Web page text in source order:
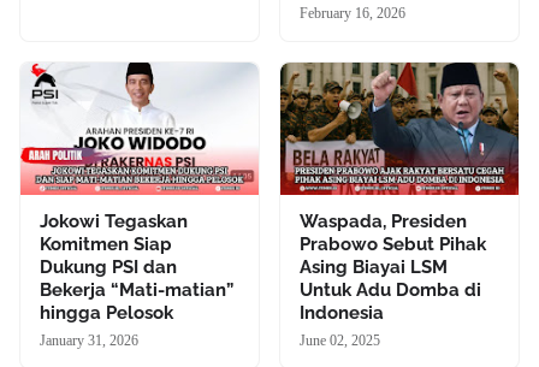
February 16, 2026
Jokowi Tegaskan
Komitmen Siap
Dukung PSI dan
Bekerja “Mati-matian”
hingga Pelosok
January 31, 2026
Waspada, Presiden
Prabowo Sebut Pihak
Asing Biayai LSM
Untuk Adu Domba di
Indonesia
June 02, 2025